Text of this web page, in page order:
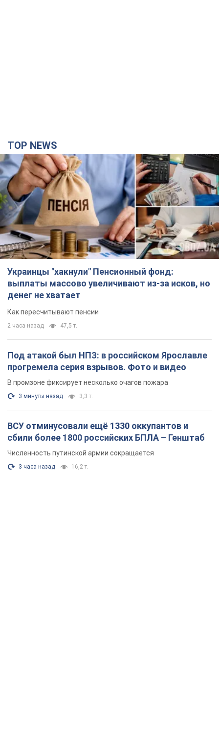
TOP NEWS
Украинцы "хакнули" Пенсионный фонд:
выплаты массово увеличивают из-за исков, но
денег не хватает
Как пересчитывают пенсии
2 часа назад 47,5 т.
Под атакой был НПЗ: в российском Ярославле
прогремела серия взрывов. Фото и видео
В промзоне фиксирует несколько очагов пожара
3 минуты назад 3,3 т.
ВСУ отминусовали ещё 1330 оккупантов и
сбили более 1800 российских БПЛА – Генштаб
Численность путинской армии сокращается
3 часа назад 16,2 т.